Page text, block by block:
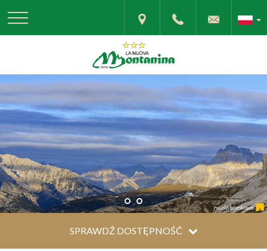
SPRAWDŹ DOSTĘPNOŚĆ